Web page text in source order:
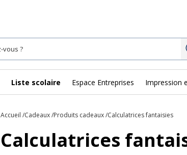
Liste scolaire Espace Entreprises Impression
Accueil Cadeaux Produits cadeaux Calculatrices fantaisies
Calculatrices